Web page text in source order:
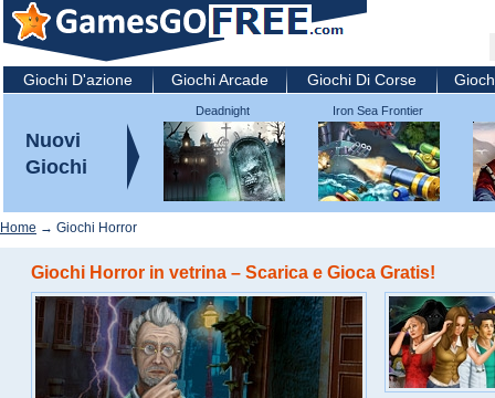
Giochi D'azione Giochi Arcade Giochi Di Corse
Nuovi
Giochi
Deadnight
Iron Sea Frontier
Defenders
Home → Giochi Horror
Giochi Horror in vetrina – Scarica e Gioca Gratis!